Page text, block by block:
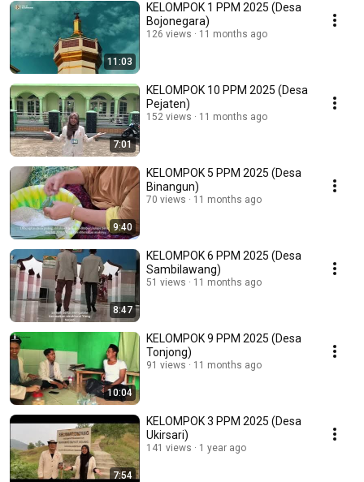
11:03
KELOMPOK 1 PPM 2025 (Desa
Bojonegara)
126 views 11 months ago
7:01
KELOMPOK 10 PPM 2025 (Desa
Pejaten)
152 views 11 months ago
9:40
KELOMPOK 5 PPM 2025 (Desa
Binangun)
70 views 11 months ago
8:47
KELOMPOK 6 PPM 2025 (Desa
Sambilawang)
51 views 11 months ago
10:04
KELOMPOK 9 PPM 2025 (Desa
Tonjong)
91 views 11 months ago
7:54
KELOMPOK 3 PPM 2025 (Desa
Ukirsari)
141 views 1 year ago